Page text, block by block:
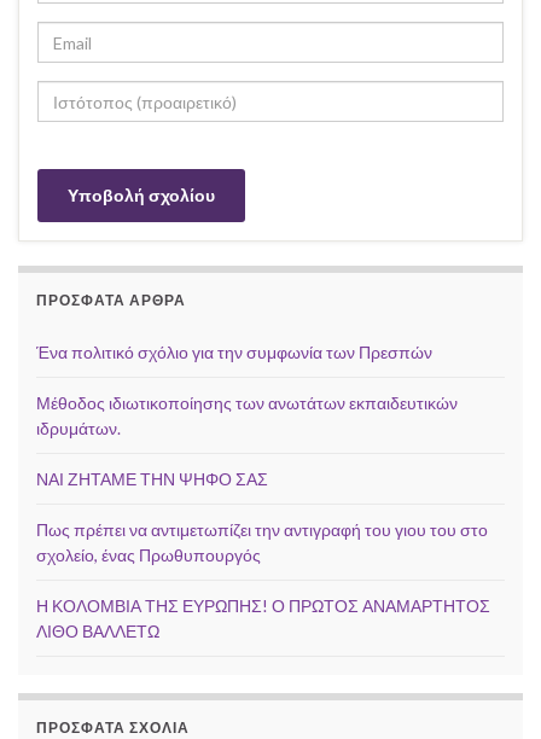
ΠΡΌΣΦΑΤΑ ΆΡΘΡΑ
Ένα πολιτικό σχόλιο για την συμφωνία των Πρεσπών
Μέθοδος ιδιωτικοποίησης των ανωτάτων εκπαιδευτικών
ιδρυμάτων.
ΝΑΙ ΖΗΤΑΜΕ ΤΗΝ ΨΗΦΟ ΣΑΣ
Πως πρέπει να αντιμετωπίζει την αντιγραφή του γιου του στο
σχολείο, ένας Πρωθυπουργός
Η ΚΟΛΟΜΒΙΑ ΤΗΣ ΕΥΡΩΠΗΣ! Ο ΠΡΩΤΟΣ ΑΝΑΜΑΡΤΗΤΟΣ
ΛΙΘΟ ΒΑΛΛΕΤΩ
ΠΡΌΣΦΑΤΑ ΣΧΌΛΙΑ